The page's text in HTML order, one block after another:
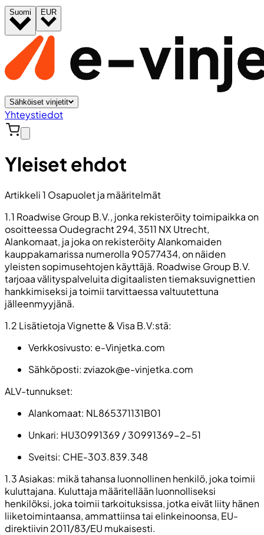
Suomi EUR
Sähköiset vinjetit
Yhteystiedot
Yleiset ehdot
Artikkeli 1 Osapuolet ja määritelmät
1.1 Roadwise Group B.V., jonka rekisteröity toimipaikka on
osoitteessa Oudegracht 294, 3511 NX Utrecht,
Alankomaat, ja joka on rekisteröity Alankomaiden
kauppakamarissa numerolla 90577434, on näiden
yleisten sopimusehtojen käyttäjä. Roadwise Group B.V.
tarjoaa välityspalveluita digitaalisten tiemaksuvignettien
hankkimiseksi ja toimii tarvittaessa valtuutettuna
jälleenmyyjänä.
1.2 Lisätietoja Vignette & Visa B.V:stä:
Verkkosivusto: e-Vinjetka.com
Sähköposti: zviazok@e-vinjetka.com
ALV-tunnukset:
Alankomaat: NL865371131B01
Unkari: HU30991369 / 30991369-2-51
Sveitsi: CHE-303.839.348
1.3 Asiakas: mikä tahansa luonnollinen henkilö, joka toimii
kuluttajana. Kuluttaja määritellään luonnolliseksi
henkilöksi, joka toimii tarkoituksissa, jotka eivät liity hänen
liiketoimintaansa, ammattiinsa tai elinkeinoonsa, EU-
direktiivin 2011/83/EU mukaisesti.